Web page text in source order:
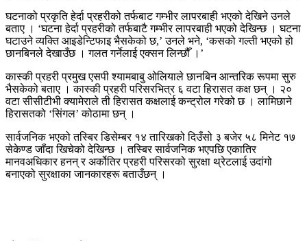
घटनाको प्रकृति हेर्दा प्रहरीको तर्फबाट गम्भीर लापरबाही भएको देखिने उनले
बताए । ‘घटना हेर्दा प्रहरीको तर्फबाटै गम्भीर लापरबाही भएको देखिन्छ । घटना
घटाउने व्यक्ति आइडेन्टिफाइ भैसकेको छ,’ उनले भने, ‘कसको गल्ती भएको हो
छानबिनले देखाउँछ । गलत गर्नेलाई एक्सन लिन्छौँ ।’
कास्की प्रहरी प्रमुख एसपी श्यामबाबु ओलियाले छानबिन आन्तरिक रूपमा सुरु
भैसकेको बताए । कास्की प्रहरी परिसरभित्र ६ वटा हिरासत कक्ष छन् । २०
वटा सीसीटीभी क्यामेराले ती हिरासत कक्षलाई कन्ट्रोल गरेको छ । लामिछाने
हिरासतको ‘सिंगल’ कोठामा छन् ।
सार्वजनिक भएको तस्बिर डिसेम्बर १४ तारिखको दिउँसो ३ बजेर ५८ मिनेट १७
सेकेण्ड जाँदा खिचेको देखिन्छ । तस्बिर सार्वजनिक भएपछि एकातिर
मानवअधिकार हनन् र अर्कोतिर प्रहरी परिसरको सुरक्षा थ्रेटलाई उदांगो
बनाएको सुरक्षाका जानकारहरू बताउँछन् ।